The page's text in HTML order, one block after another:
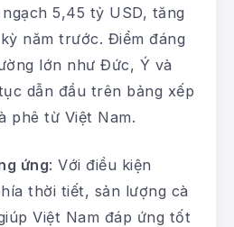
5,45 tỷ USD, tăng
năm trước. Điểm đáng
lớn như Đức, Ý và
dẫn đầu trên bảng xếp
phê từ Việt Nam.
ứng: Với điều kiện
thời tiết, sản lượng cà
Việt Nam đáp ứng tốt